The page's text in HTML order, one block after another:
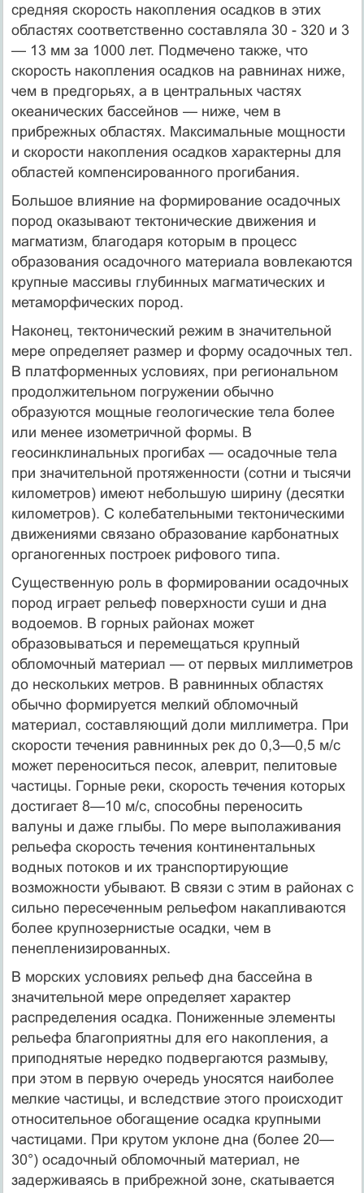
средняя скорость накопления осадков в этих
областях соответственно составляла 30 - 320 и 3
— 13 мм за 1000 лет. Подмечено также, что
скорость накопления осадков на равнинах ниже,
чем в предгорьях, а в центральных частях
океанических бассейнов — ниже, чем в
прибрежных областях. Максимальные мощности
и скорости накопления осадков характерны для
областей компенсированного прогибания.
Большое влияние на формирование осадочных
пород оказывают тектонические движения и
магматизм, благодаря которым в процесс
образования осадочного материала вовлекаются
крупные массивы глубинных магматических и
метаморфических пород.
Наконец, тектонический режим в значительной
мере определяет размер и форму осадочных тел.
В платформенных условиях, при региональном
продолжительном погружении обычно
образуются мощные геологические тела более
или менее изометричной формы. В
геосинклинальных прогибах — осадочные тела
при значительной протяженности (сотни и тысячи
километров) имеют небольшую ширину (десятки
километров). С колебательными тектоническими
движениями связано образование карбонатных
органогенных построек рифового типа.
Существенную роль в формировании осадочных
пород играет рельеф поверхности суши и дна
водоемов. В горных районах может
образовываться и перемещаться крупный
обломочный материал — от первых миллиметров
до нескольких метров. В равнинных областях
обычно формируется мелкий обломочный
материал, составляющий доли миллиметра. При
скорости течения равнинных рек до 0,3—0,5 м/с
может переноситься песок, алеврит, пелитовые
частицы. Горные реки, скорость течения которых
достигает 8—10 м/с, способны переносить
валуны и даже глыбы. По мере выполаживания
рельефа скорость течения континентальных
водных потоков и их транспортирующие
возможности убывают. В связи с этим в районах с
сильно пересеченным рельефом накапливаются
более крупнозернистые осадки, чем в
пенепленизированных.
В морских условиях рельеф дна бассейна в
значительной мере определяет характер
распределения осадка. Пониженные элементы
рельефа благоприятны для его накопления, а
приподнятые нередко подвергаются размыву,
при этом в первую очередь уносятся наиболее
мелкие частицы, и вследствие этого происходит
относительное обогащение осадка крупными
частицами. При крутом уклоне дна (более 20—
30°) осадочный обломочный материал, не
задерживаясь в прибрежной зоне, скатывается